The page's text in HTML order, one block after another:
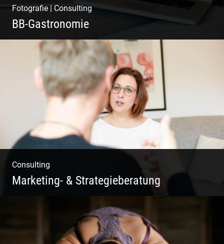
Fotografie|Consulting
BB-Gastronomie
Fotografie, Marketing & Design
Consulting
Marketing- & Strategieberatung
Deine Produkte oder deine Dienstleistung
auf den Markt bringen!